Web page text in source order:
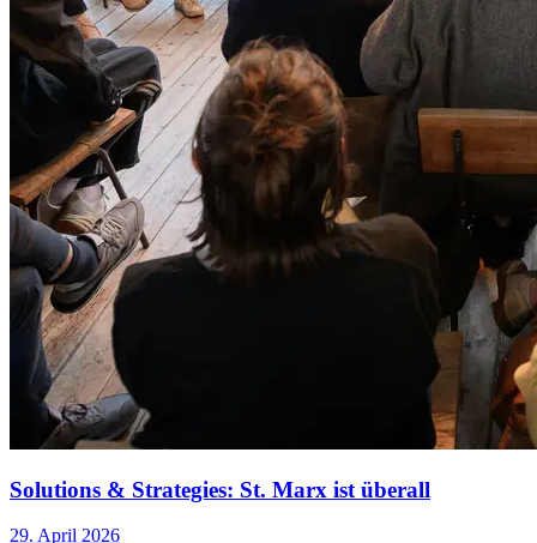
Solutions & Strategies: St. Marx ist überall
29. April 2026